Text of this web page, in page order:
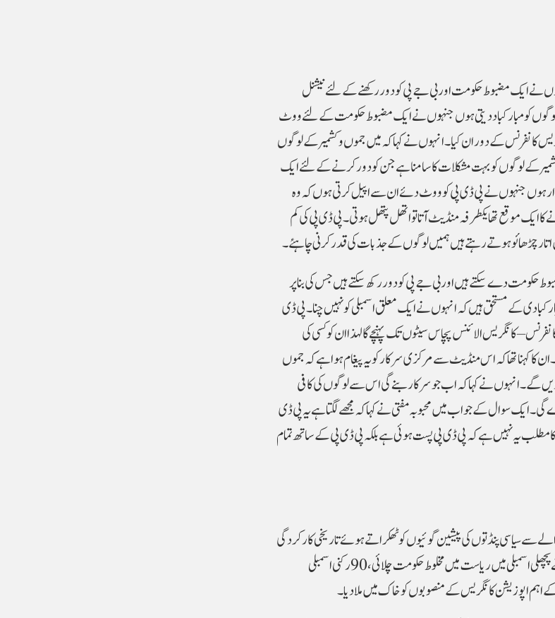
نے ایک مضبوط حکومت اور بی جے پی کو دور رکھنے کے لئے نیشنل
کو مبارکباد دیتی ہوں جنہوں نے ایک مضبوط حکومت کے لئے ووٹ
کانفرنس کے دوران کیا۔ انہوں نے کہاکہ میں جموں وکشمیر کے لوگوں
کے لوگوں کو بہت مشکلات کا سامنا ہے جن کو دور کرنے کے لئے ایک
ہوں جنہوں نے پی ڈی پی کو ووٹ دئے ان سے اپیل کرتی ہوں کہ وہ
کا ایک موقع تھا یکطرفہ منڈیٹ آتا تو اتھل پتھل ہوتی۔ پی ڈی پی کی کم
چڑھائو ہوتے رہتے ہیں ہمیں لوگوں کے جذبات کی قدر کرنی چاہئے۔
حکومت دے سکتے ہیں اور بی جے پی کو دور رکھ سکتے ہیں جس کی بنا پر
کے مستحق ہیں کہ انہوں نے ایک معلق اسمبلی کو نہیں چنا۔پی ڈی
– کانگریس الائنس پچاس سیٹوں تک پہنچے گا لہذا ان کو کسی کی
کہنا تھا کہ اس منڈیٹ سے مرکزی سرکار کو یہ پیغام ہوا ہے کہ جموں
دیں گے۔انہوں نے کہا کہ اب جو سرکار بنے گی اس سے لوگوں کی کافی
ایک سوال کے جواب میں محبوبہ مفتی نے کہاکہ مجھے لگتا ہے یہ پی ڈی
کا مطلب یہ نہیں ہے کہ پی ڈی پی پست ہوئی ہے بلکہ پی ڈی پی کے ساتھ تمام
سے سیاسی پنڈتوں کی پیشین گوئیوں کو ٹھکراتے ہوئے تاریخی کارکردگی
کا مظاہرہ کیا اور مسلسل تیسری بار جیت حاصل کی۔ اس بار، بی جے پی، جس نے پچھلی اسمبلی میں ریاست میں مخلوط حکومت چلائی، 90 رکنی اسمبلی